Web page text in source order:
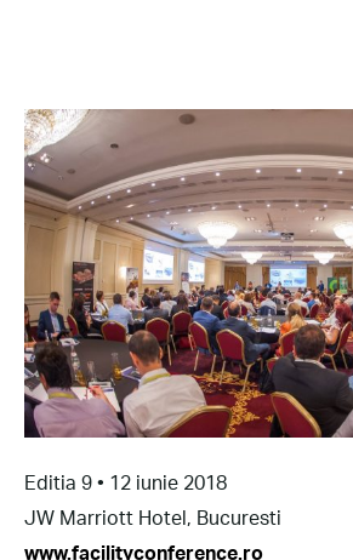
Editia 9 • 12 iunie 2018
JW Marriott Hotel, Bucuresti
www.facilityconference.ro